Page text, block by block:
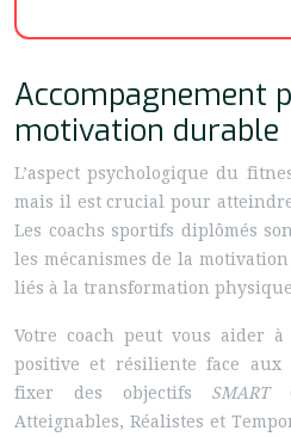
Accompagnement
motivation durable
L’aspect psychologique du
mais il est crucial pour
Les coachs sportifs diplômés
les mécanismes de la
liés à la transformation
Votre coach peut vous aider
positive et résiliente face aux
fixer des objectifs SMART
Atteignables, Réalistes et